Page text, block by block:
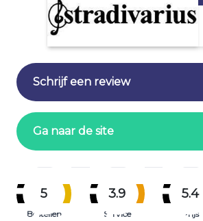
Schrijf een review
Ga naar de site
5
Bestellen
3.9
Service
5.4
Prijs